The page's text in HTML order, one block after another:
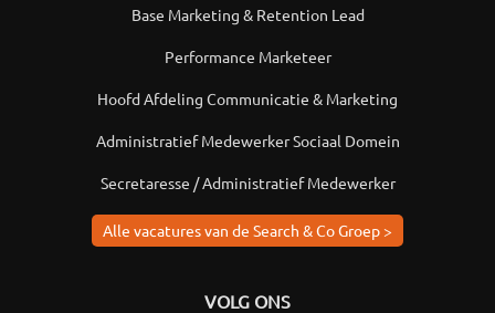
Base Marketing & Retention Lead
Performance Marketeer
Hoofd Afdeling Communicatie & Marketing
Administratief Medewerker Sociaal Domein
Secretaresse / Administratief Medewerker
Alle vacatures van de Search & Co Groep >
VOLG ONS